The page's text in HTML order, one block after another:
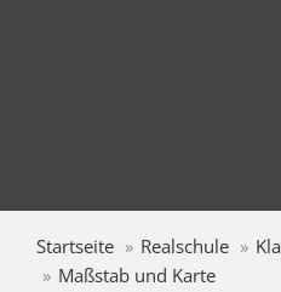
Startseite Realschule
Maßstab und Karte